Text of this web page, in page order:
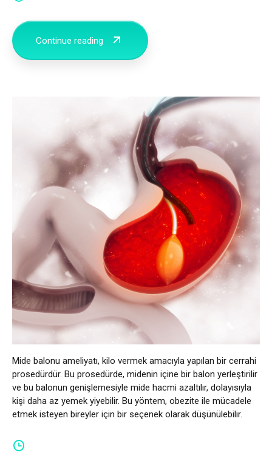
Continue reading
Mide balonu ameliyatı, kilo vermek amacıyla yapılan bir cerrahi
prosedürdür. Bu prosedürde, midenin içine bir balon yerleştirilir
ve bu balonun genişlemesiyle mide hacmi azaltılır, dolayısıyla
kişi daha az yemek yiyebilir. Bu yöntem, obezite ile mücadele
etmek isteyen bireyler için bir seçenek olarak düşünülebilir.